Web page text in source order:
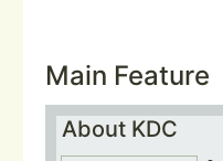
Main Feature
About KDC